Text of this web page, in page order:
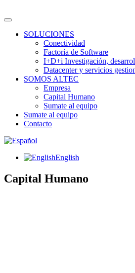
SOLUCIONES
Conectividad
Factoría de Software
I+D+i Investigación,
Datacenter y servicios
SOMOS ALTEC
Empresa
Capital Humano
Sumate al equipo
Sumate al equipo
Contacto
English
Capital Humano